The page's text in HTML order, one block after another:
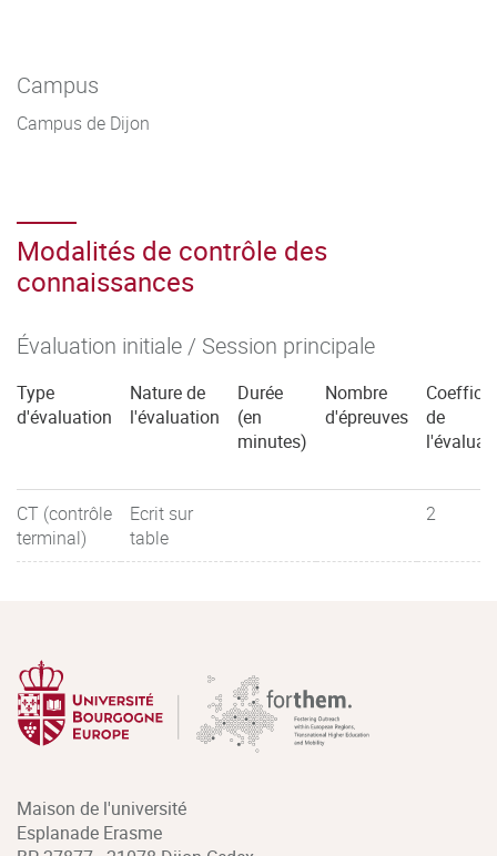
Campus
Campus de Dijon
Modalités de contrôle des
connaissances
Évaluation initiale / Session principale
Type
d'évaluation
Nature de
l'évaluation
Durée
(en
minutes)
Nombre
d'épreuves
de
CT (contrôle
terminal)
Ecrit sur
table
2
Maison de l'université
Esplanade Erasme